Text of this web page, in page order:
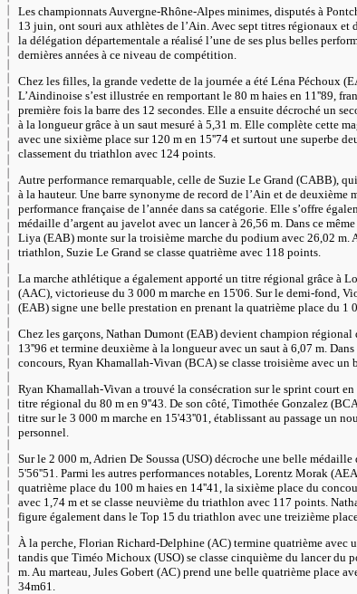
Les championnats Auvergne-Rhône-Alpes minimes, disputés à
13 juin, ont souri aux athlètes de l’Ain. Avec sept titres régionaux et
la délégation départementale a réalisé l’une de ses plus belles
dernières années à ce niveau de compétition.
Chez les filles, la grande vedette de la journée a été Léna Péchoux
L’Aindinoise s’est illustrée en remportant le 80 m haies en 11''89,
première fois la barre des 12 secondes. Elle a ensuite décroché un
à la longueur grâce à un saut mesuré à 5,31 m. Elle complète cette
avec une sixième place sur 120 m en 15''74 et surtout une superbe
classement du triathlon avec 124 points.
Autre performance remarquable, celle de Suzie Le Grand (CABB),
à la hauteur. Une barre synonyme de record de l’Ain et de deuxième
performance française de l’année dans sa catégorie. Elle s’offre
médaille d’argent au javelot avec un lancer à 26,56 m. Dans ce
Liya (EAB) monte sur la troisième marche du podium avec 26,02 m.
triathlon, Suzie Le Grand se classe quatrième avec 118 points.
La marche athlétique a également apporté un titre régional grâce à
(AAC), victorieuse du 3 000 m marche en 15'06. Sur le demi-fond,
(EAB) signe une belle prestation en prenant la quatrième place du 1
Chez les garçons, Nathan Dumont (EAB) devient champion régional
13''96 et termine deuxième à la longueur avec un saut à 6,07 m. Dans
concours, Ryan Khamallah-Vivan (BCA) se classe troisième avec un
Ryan Khamallah-Vivan a trouvé la consécration sur le sprint court
titre régional du 80 m en 9''43. De son côté, Timothée Gonzalez
titre sur le 3 000 m marche en 15'43''01, établissant au passage un
personnel.
Sur le 2 000 m, Adrien De Soussa (USO) décroche une belle médaille
5'56''51. Parmi les autres performances notables, Lorentz Morak
quatrième place du 100 m haies en 14''41, la sixième place du
avec 1,74 m et se classe neuvième du triathlon avec 117 points.
figure également dans le Top 15 du triathlon avec une treizième
À la perche, Florian Richard-Delphine (AC) termine quatrième avec
tandis que Timéo Michoux (USO) se classe cinquième du lancer du
m. Au marteau, Jules Gobert (AC) prend une belle quatrième place
34m61.